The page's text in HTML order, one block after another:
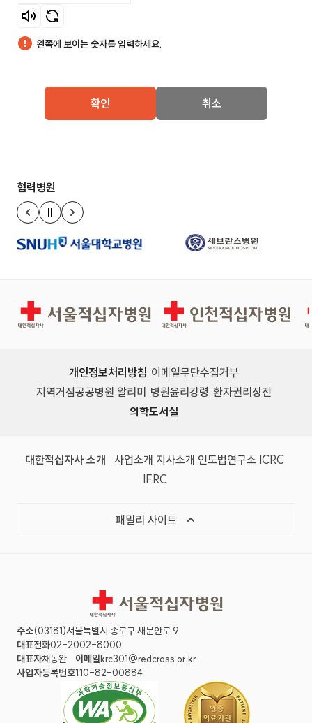
음성듣기새로고침
왼쪽에 보이는 숫자를 입력하세요.
확인 취소
협력병원
이전 슬라이드
정지
다음 슬라이드
서울적십자병원 인천적십자병원
개인정보처리방침 이메일무단수집거부
지역거점공공병원 알리미 병원윤리강령 환자권리장전
의학도서실
대한적십자사 소개 (새 창)
사업소개 (새 창)
지사소개 (새 창)
인도법연구소 (새 창)
ICRC(국제
IFRC(국제적십자사연맹, 새 창)
패밀리 사이트 목록 열기
서울적십자병원
주소(03181)서울특별시 종로구 새문안로 9
대표전화02-2002-8000
대표자채동완 이메일krc301@redcross.or.kr
사업자등록번호110-82-00884